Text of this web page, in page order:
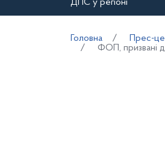
ДПС у регіоні
Головна Прес-
ФОП, призвані